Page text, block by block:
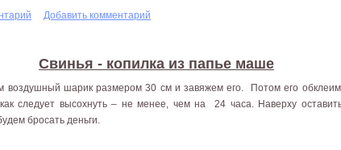
Добавить комментарий
Свинья - копилка из папье маше
воздушный шарик размером 30 см и завяжем его. Потом его обклеим
следует высохнуть – не менее, чем на 24 часа. Наверху
бросать деньги.